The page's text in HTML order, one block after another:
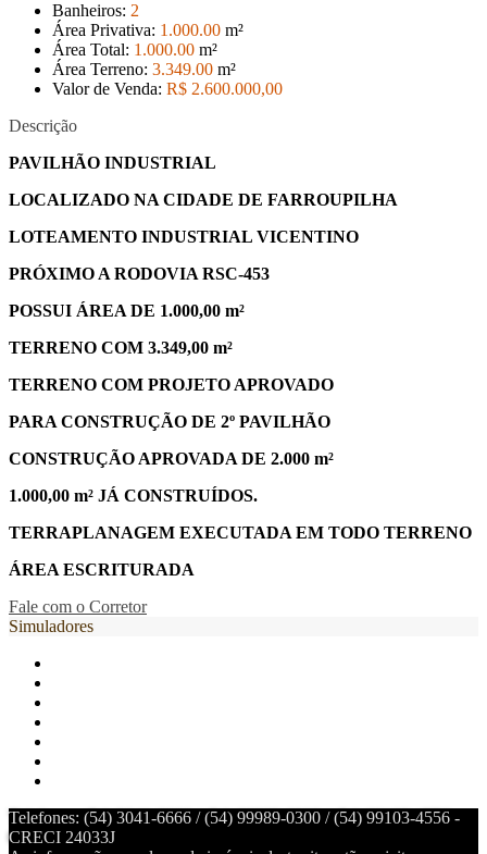
Banheiros: 2
Área Privativa: 1.000.00 m²
Área Total: 1.000.00 m²
Área Terreno: 3.349.00 m²
Valor de Venda: R$ 2.600.000,00
Descrição
PAVILHÃO INDUSTRIAL
LOCALIZADO NA CIDADE DE FARROUPILHA
LOTEAMENTO INDUSTRIAL VICENTINO
PRÓXIMO A RODOVIA RSC-453
POSSUI ÁREA DE 1.000,00 m²
TERRENO COM 3.349,00 m²
TERRENO COM PROJETO APROVADO
PARA CONSTRUÇÃO DE 2º PAVILHÃO
CONSTRUÇÃO APROVADA DE 2.000 m²
1.000,00 m² JÁ CONSTRUÍDOS.
TERRAPLANAGEM EXECUTADA EM TODO TERRENO
ÁREA ESCRITURADA
Fale com o Corretor
Simuladores
Telefones: (54) 3041-6666 / (54) 99989-0300 / (54) 99103-4556 -
CRECI 24033J